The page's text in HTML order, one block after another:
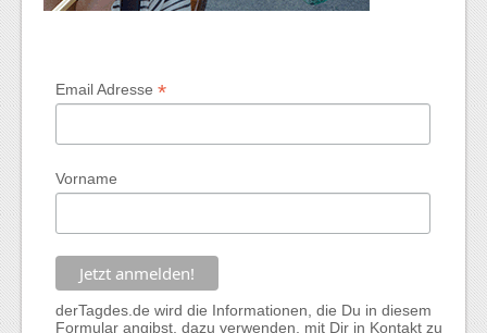
Email Adresse*
Vorname
derTagdes.de wird die Informationen, die Du in diesem
Formular angibst, dazu verwenden, mit Dir in Kontakt zu